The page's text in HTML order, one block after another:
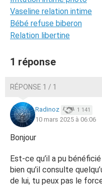
Vaseline relation intime
Bébé refuse biberon
Relation libertine
1 réponse
RÉPONSE 1 / 1
Radinoz 1 141
10 mars 2025 à 06:06
Bonjour
Est-ce qu’il a pu
bien qu’il consulte
de lui, tu peux pas le